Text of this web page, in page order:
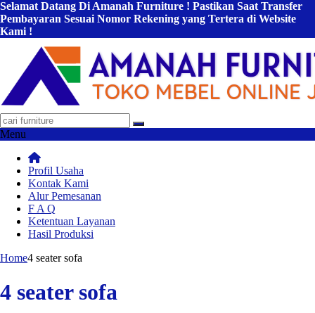
Selamat Datang Di Amanah Furniture ! Pastikan Saat Transfer
Pembayaran Sesuai Nomor Rekening yang Tertera di Website
Kami !
Menu
Profil Usaha
Kontak Kami
Alur Pemesanan
F A Q
Ketentuan Layanan
Hasil Produksi
Home4 seater sofa
4 seater sofa